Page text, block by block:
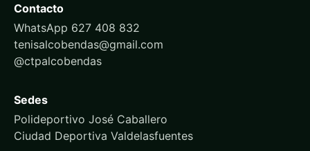
Contacto
WhatsApp 627 408 832
tenisalcobendas@gmail.com
@ctpalcobendas
Sedes
Polideportivo José Caballero
Ciudad Deportiva Valdelasfuentes